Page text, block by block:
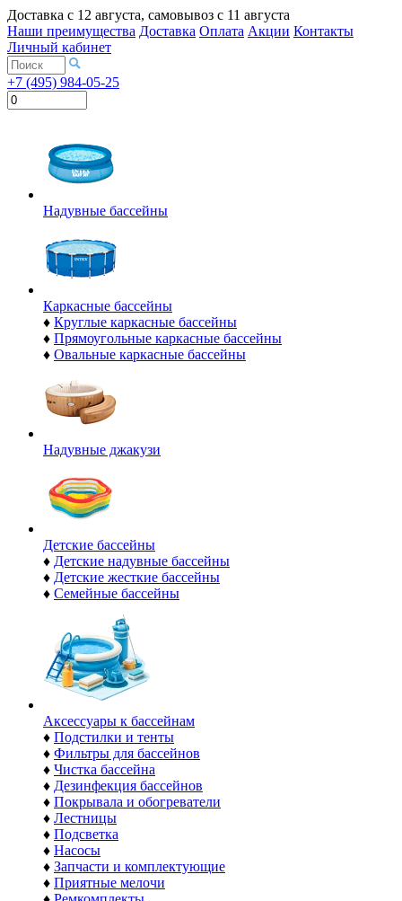
Доставка с 12 августа, самовывоз с 11 августа
Наши преимущества Доставка Оплата Акции Контакты
Личный кабинет
+7 (495) 984-05-25
Надувные бассейны
Каркасные бассейны
♦ Круглые каркасные бассейны
♦ Прямоугольные каркасные бассейны
♦ Овальные каркасные бассейны
Надувные джакузи
Детские бассейны
♦ Детские надувные бассейны
♦ Детские жесткие бассейны
♦ Семейные бассейны
Аксессуары к бассейнам
♦ Подстилки и тенты
♦ Фильтры для бассейнов
♦ Чистка бассейна
♦ Дезинфекция бассейнов
♦ Покрывала и обогреватели
♦ Лестницы
♦ Подсветка
♦ Насосы
♦ Запчасти и комплектующие
♦ Приятные мелочи